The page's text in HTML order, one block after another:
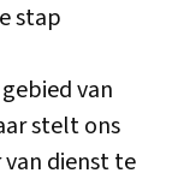
stap
van
stelt ons
dienst te